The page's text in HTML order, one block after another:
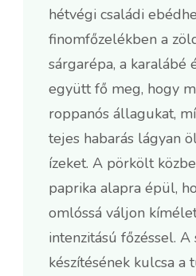
hétvégi családi
finomfőzelékben a
sárgarépa, a karalábé
együtt fő meg, hogy
roppanós állagukat,
tejes habarás lágyan
ízeket. A pörkölt
paprika alapra épül,
omlóssá váljon
intenzitású főzéssel.
készítésének kulcsa a